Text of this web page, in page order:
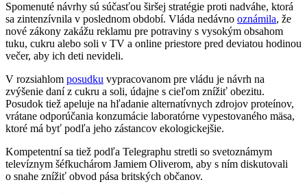
Spomenuté návrhy sú súčasťou širšej stratégie proti nadváhe, ktorá
sa zintenzívnila v poslednom období. Vláda nedávno oznámila, že
nové zákony zakážu reklamu pre potraviny s vysokým obsahom
tuku, cukru alebo soli v TV a online priestore pred deviatou hodinou
večer, aby ich deti nevideli.
V rozsiahlom posudku vypracovanom pre vládu je návrh na
zvýšenie daní z cukru a soli, údajne s cieľom znížiť obezitu.
Posudok tiež apeluje na hľadanie alternatívnych zdrojov proteínov,
vrátane odporúčania konzumácie laboratórne vypestovaného mäsa,
ktoré má byť podľa jeho zástancov ekologickejšie.
Kompetentní sa tiež podľa Telegraphu stretli so svetoznámym
televíznym šéfkuchárom Jamiem Oliverom, aby s ním diskutovali
o snahe znížiť obvod pása britských občanov.